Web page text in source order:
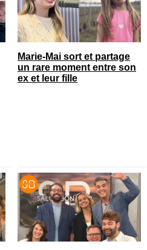
Marie-Mai sort et partage
un rare moment entre son
ex et leur fille